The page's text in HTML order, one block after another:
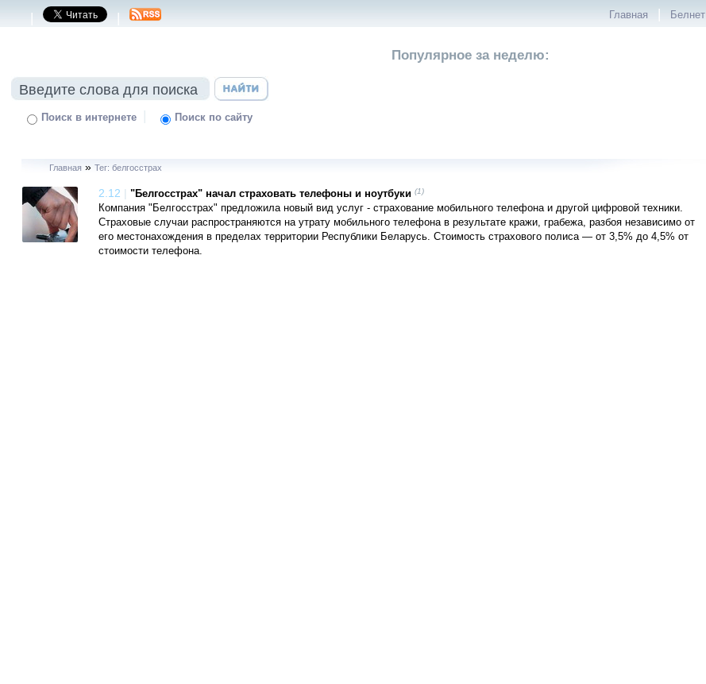
| | Главная | Белнет
Поиск в интернете | Поиск по сайту
Популярное за неделю:
Главная » Тег: белгосстрах
2.12 | "Белгосстрах" начал страховать телефоны и ноутбуки (1)
Компания "Белгосстрах" предложила новый вид услуг - страхование мобильного телефона и другой цифровой техники.
Страховые случаи распространяются на утрату мобильного телефона в результате кражи, грабежа, разбоя независимо от
его местонахождения в пределах территории Республики Беларусь. Стоимость страхового полиса — от 3,5% до 4,5% от
стоимости телефона.